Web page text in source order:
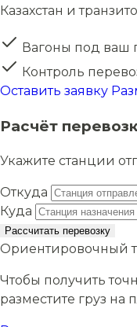
Казахстан и
Вагоны под ваш
Контроль
Оставить заявку
Расчёт
Укажите станции
Откуда
Куда
Рассчитать перевозку
Ориентировочный
Чтобы получить
разместите груз на